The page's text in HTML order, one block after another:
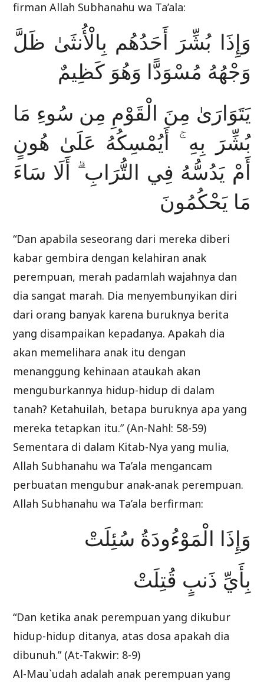
firman Allah Subhanahu wa Ta’ala:
وَإِذَا بُشِّرَ أَحَدُهُم بِالْأُنثَىٰ ظَلَّ
وَجْهُهُ مُسْوَدًّا وَهُوَ كَظِيمٌ
يَتَوَارَىٰ مِنَ الْقَوْمِ مِن سُوءِ مَا
بُشِّرَ بِهِ ۚ أَيُمْسِكُهُ عَلَىٰ هُونٍ
أَمْ يَدُسُّهُ فِي التُّرَابِ ۗ أَلَا سَاءَ
مَا يَحْكُمُونَ
“Dan apabila seseorang dari mereka diberi
kabar gembira dengan kelahiran anak
perempuan, merah padamlah wajahnya dan
dia sangat marah. Dia menyembunyikan diri
dari orang banyak karena buruknya berita
yang disampaikan kepadanya. Apakah dia
akan memelihara anak itu dengan
menanggung kehinaan ataukah akan
menguburkannya hidup-hidup di dalam
tanah? Ketahuilah, betapa buruknya apa yang
mereka tetapkan itu.” (An-Nahl: 58-59)
Sementara di dalam Kitab-Nya yang mulia,
Allah Subhanahu wa Ta’ala mengancam
perbuatan mengubur anak-anak perempuan.
Allah Subhanahu wa Ta’ala berfirman:
وَإِذَا الْمَوْءُودَةُ سُئِلَتْ
بِأَيِّ ذَنبٍ قُتِلَتْ
“Dan ketika anak perempuan yang dikubur
hidup-hidup ditanya, atas dosa apakah dia
dibunuh.” (At-Takwir: 8-9)
Al-Mau`udah adalah anak perempuan yang